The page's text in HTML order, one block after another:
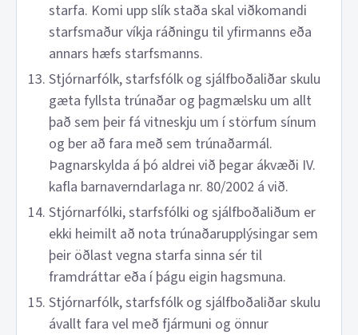
starfa. Komi upp slík staða skal viðkomandi
starfsmaður víkja ráðningu til yfirmanns eða
annars hæfs starfsmanns.
Stjórnarfólk, starfsfólk og sjálfboðaliðar skulu
gæta fyllsta trúnaðar og þagmælsku um allt
það sem þeir fá vitneskju um í störfum sínum
og ber að fara með sem trúnaðarmál.
Þagnarskylda á þó aldrei við þegar ákvæði IV.
kafla barnaverndarlaga nr. 80/2002 á við.
Stjórnarfólki, starfsfólki og sjálfboðaliðum er
ekki heimilt að nota trúnaðarupplýsingar sem
þeir öðlast vegna starfa sinna sér til
framdráttar eða í þágu eigin hagsmuna.
Stjórnarfólk, starfsfólk og sjálfboðaliðar skulu
ávallt fara vel með fjármuni og önnur